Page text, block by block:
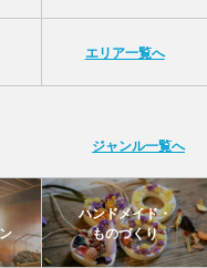
エリア一覧へ
ジャンル一覧へ
ハンドメイド・
ものづくり